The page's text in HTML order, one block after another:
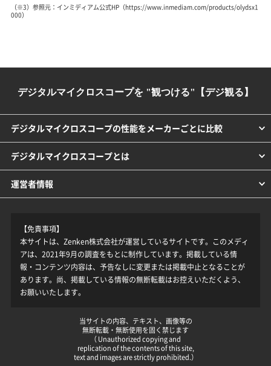
（※3）参照元：インミディアム公式HP（https://www.inmediam.com/products/olydsx1
000）
デジタルマイクロスコープを "観つける"【デジ観る】
デジタルマイクロスコープの性能をメーカーごとに比較
デジタルマイクロスコープとは
運営者情報
【免責事項】
本サイトは、Zenken株式会社が運営しているサイトです。このメディ
アは、2021年9月の調査をもとに制作しています。掲載している情
報・コンテンツ内容は、予告なしに変更または掲載中止となることが
あります。尚、掲載している情報の無断転載はお控えいただくよう、
お願いいたします。
当サイトの内容、テキスト、画像等の
無断転載・無断使用を固く禁じます
（ Unauthorized copying and
replication of the contents of this site,
text and images are strictly prohibited.）